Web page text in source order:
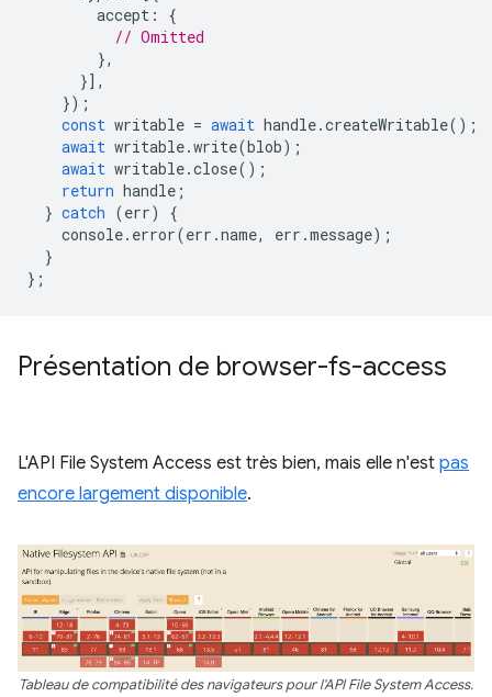
accept :
{
// Omitted
},
}],
});
const writable = await handle.createWritable();
await writable.write(blob);
await writable.close();
return handle ;
} catch (err)
{
console. error(err .name, err .message);
}
};
Présentation de browser-fs-access
L'API File System Access est très bien, mais elle n'est pas
encore largement disponible.
Tableau de compatibilité des navigateurs pour l'API File System Access.